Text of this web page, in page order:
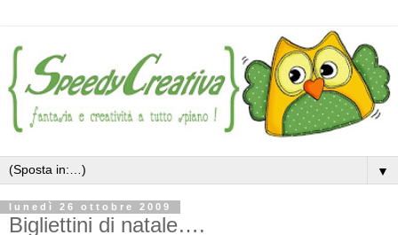
▼
lunedì 26 ottobre 2009
Bigliettini di natale….